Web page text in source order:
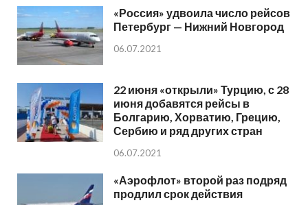
«Россия» удвоила число рейсов
Петербург — Нижний Новгород
06.07.2021
22 июня «открыли» Турцию, с 28
июня добавятся рейсы в
Болгарию, Хорватию, Грецию,
Сербию и ряд других стран
06.07.2021
«Аэрофлот» второй раз подряд
продлил срок действия